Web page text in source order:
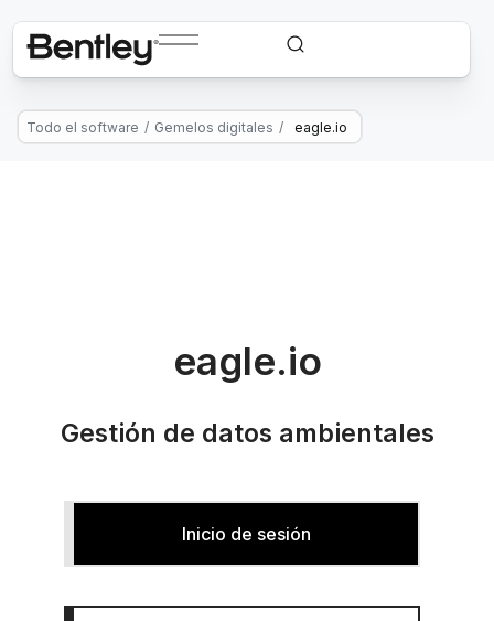
Todo el software / Gemelos digitales / eagle.io
eagle.io
Gestión de datos ambientales
Inicio de sesión